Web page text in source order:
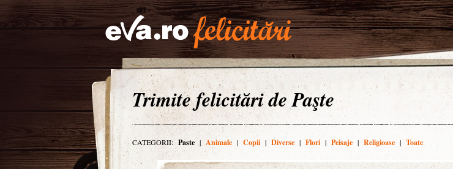
Trimite felicitări de Paşte
CATEGORII: Paste | Animale | Copii | Diverse | Flori | Peisaje | Religioase | Toate